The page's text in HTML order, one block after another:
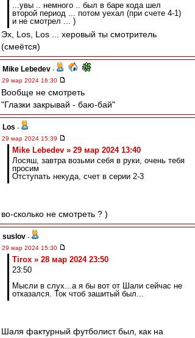
...увы .. немного .. был в баре кода шел
второй период ... потом уехал (при счете 4-1)
и не смотрел ... )
Эх, Los, Los ... херовый ты смотритель
(смеётся)
Mike Lebedev -
29 мар 2024 16:30
Вообще не смотреть
"Глазки закрывай - баю-бай"
Los -
29 мар 2024 15:39
Mike Lebedev » 29 мар 2024 13:40
Лосяш, завтра возьми себя в руки, очень тебя
просим
Отступать некуда, счет в серии 2-3
во-сколько не смотреть ? )
suslov -
29 мар 2024 15:30
Tirox » 28 мар 2024 23:50
23:50
Мысли в слух...а я бы вот от Шали сейчас не
отказался. Ток чтоб зашитый был...
Шаля фактурный футболист был, как на